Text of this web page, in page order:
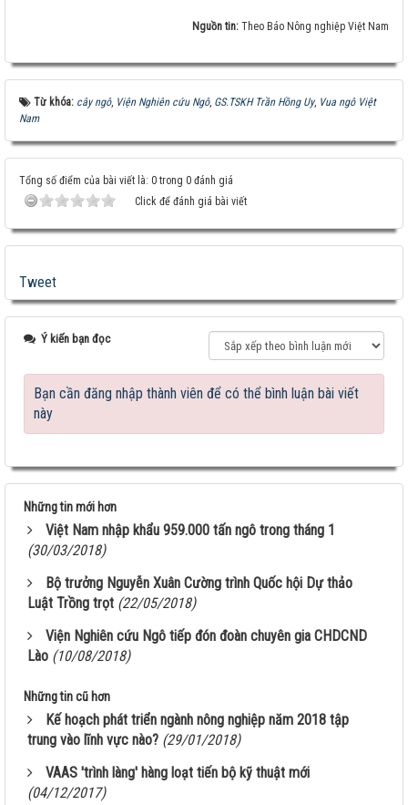
Nguồn tin: Theo Báo Nông nghiệp Việt Nam
Từ khóa: cây ngô, Viện Nghiên cứu Ngô, GS.TSKH Trần Hồng Uy, Vua ngô Việt
Nam
Tổng số điểm của bài viết là: 0 trong 0 đánh giá
Click để đánh giá bài viết
Tweet
Ý kiến bạn đọc
Bạn cần đăng nhập thành viên để có thể bình luận bài viết
này
Những tin mới hơn
Việt Nam nhập khẩu 959.000 tấn ngô trong tháng 1
(30/03/2018)
Bộ trưởng Nguyễn Xuân Cường trình Quốc hội Dự thảo
Luật Trồng trọt (22/05/2018)
Viện Nghiên cứu Ngô tiếp đón đoàn chuyên gia CHDCND
Lào (10/08/2018)
Những tin cũ hơn
Kế hoạch phát triển ngành nông nghiệp năm 2018 tập
trung vào lĩnh vực nào? (29/01/2018)
VAAS 'trình làng' hàng loạt tiến bộ kỹ thuật mới
(04/12/2017)
Giống ngô TM181: Lấy hạt rất tốt, lấy sinh khối
cũng hay!
Khi nào chấm dứt chi hàng tỷ đô nhập khẩu ngô?
HỘI THẢO KHOA HỌC “TỔNG KẾT CÔNG TÁC
NGHIÊN CỨU KHOA HỌC VÀ...